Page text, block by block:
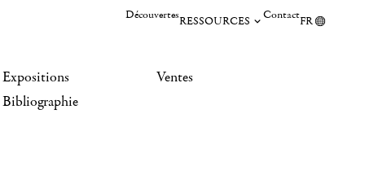
DécouvertesRESSOURCES ContactFR
Expositions
Bibliographie
Ventes